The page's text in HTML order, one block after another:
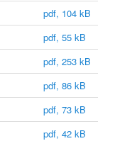
pdf, 104 kB
pdf, 55 kB
pdf, 253 kB
pdf, 86 kB
pdf, 73 kB
pdf, 42 kB